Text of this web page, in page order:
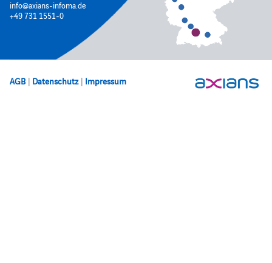
info@axians-infoma.de
+49 731 1551-0
AGB | Datenschutz | Impressum